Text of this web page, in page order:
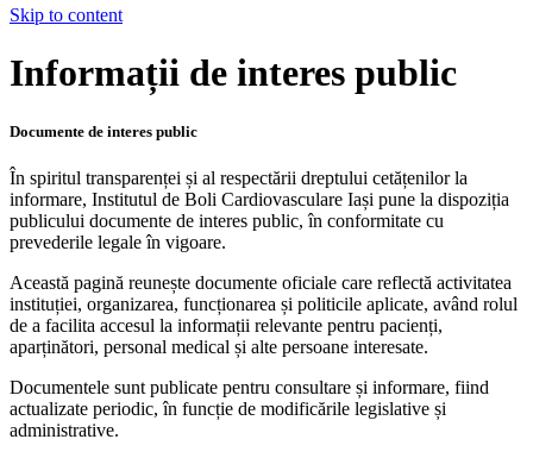
Skip to content
Informații de interes public
Documente de interes public
În spiritul transparenței și al respectării dreptului cetățenilor la
informare, Institutul de Boli Cardiovasculare Iași pune la dispoziția
publicului documente de interes public, în conformitate cu
prevederile legale în vigoare.
Această pagină reunește documente oficiale care reflectă activitatea
instituției, organizarea, funcționarea și politicile aplicate, având rolul
de a facilita accesul la informații relevante pentru pacienți,
aparținători, personal medical și alte persoane interesate.
Documentele sunt publicate pentru consultare și informare, fiind
actualizate periodic, în funcție de modificările legislative și
administrative.